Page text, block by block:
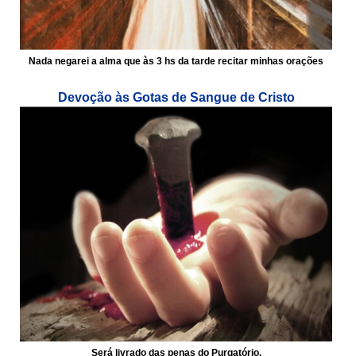
Nada negarei a alma que às 3 hs da tarde recitar minhas orações
Devoção às Gotas de Sangue de Cristo
Será livrado das penas do Purgatório.